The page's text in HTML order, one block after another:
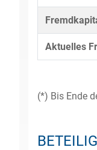
Aktuelles
(*) Bis Ende